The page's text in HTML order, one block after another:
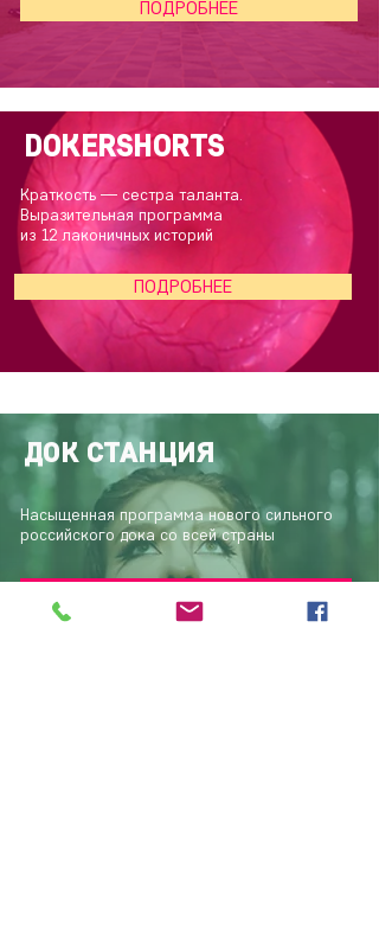
ПОДРОБНЕЕ
DOKERSHORTS
Краткость — сестра таланта.
Выразительная программа
из 12 лаконичных историй
ПОДРОБНЕЕ
ДОК СТАНЦИЯ
Насыщенная программа нового сильного
российского дока со всей страны